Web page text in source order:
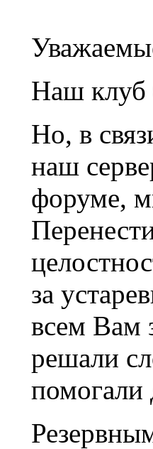
Наш клуб
Но, в
наш
форуме,
за
всем Вам
решали
помогали